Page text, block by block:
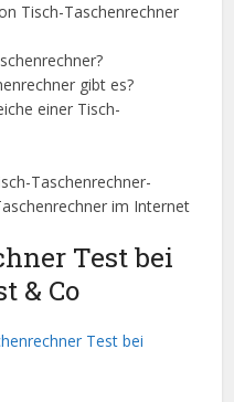
Tisch-Taschenrechner
gibt es?
einer Tisch-
Taschenrechner-
im Internet
Test bei
& Co
Test bei